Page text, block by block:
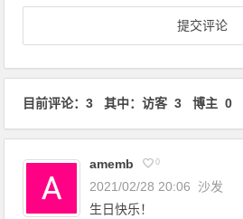
目前评论：3 其中：访客 3 博主 0
amemb 0
2021/02/28 20:06
沙发
生日快乐！